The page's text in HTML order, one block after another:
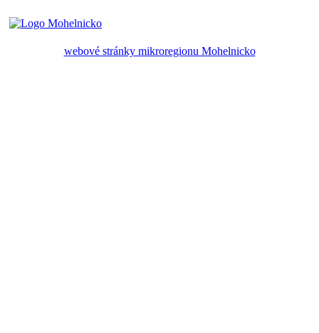
webové stránky mikroregionu Mohelnicko